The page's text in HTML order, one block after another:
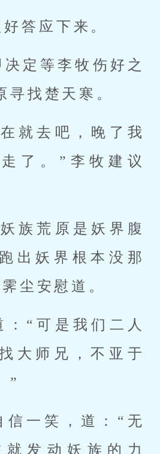
答应下来。
定等李牧伤好之
寻找楚天寒。
就去吧，晚了我
了。”李牧建议
族荒原是妖界腹
出妖界根本没那
尘安慰道。
：“可是我们二人
大师兄，不亚于
”
信一笑，道：“无
发动妖族的力